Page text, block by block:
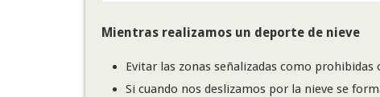
Mientras realizamos un deporte de nieve
Evitar las zonas señalizadas como
Si cuando nos deslizamos por la nieve se